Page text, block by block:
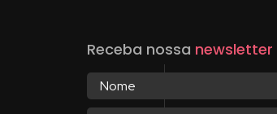
Receba nossa newsletter